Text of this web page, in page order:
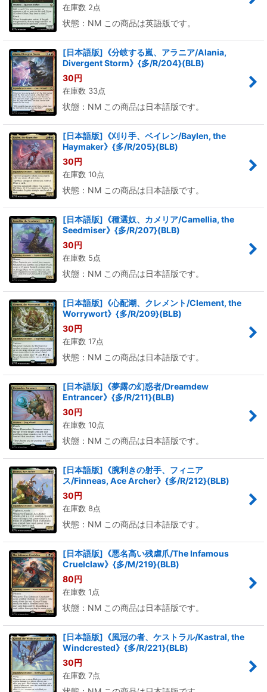
在庫数 2点
状態：NM この商品は英語版です。
[日本語版]《分岐する嵐、アラニア/Alania,
Divergent Storm》{多/R/204}(BLB)
30円
在庫数 33点
状態：NM この商品は日本語版です。
[日本語版]《刈り手、ベイレン/Baylen, the
Haymaker》{多/R/205}(BLB)
30円
在庫数 10点
状態：NM この商品は日本語版です。
[日本語版]《種選奴、カメリア/Camellia, the
Seedmiser》{多/R/207}(BLB)
30円
在庫数 5点
状態：NM この商品は日本語版です。
[日本語版]《心配潮、クレメント/Clement, the
Worrywort》{多/R/209}(BLB)
30円
在庫数 17点
状態：NM この商品は日本語版です。
[日本語版]《夢露の幻惑者/Dreamdew
Entrancer》{多/R/211}(BLB)
30円
在庫数 10点
状態：NM この商品は日本語版です。
[日本語版]《腕利きの射手、フィニア
ス/Finneas, Ace Archer》{多/R/212}(BLB)
30円
在庫数 8点
状態：NM この商品は日本語版です。
[日本語版]《悪名高い残虐爪/The Infamous
Cruelclaw》{多/M/219}(BLB)
80円
在庫数 1点
状態：NM この商品は日本語版です。
[日本語版]《風冠の者、ケストラル/Kastral, the
Windcrested》{多/R/221}(BLB)
30円
在庫数 7点